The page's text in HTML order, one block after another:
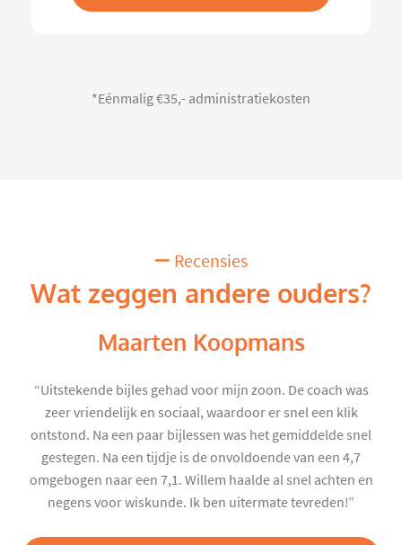
*Eénmalig €35,- administratiekosten
Recensies
Wat zeggen andere ouders?
Maarten Koopmans
“Uitstekende bijles gehad voor mijn zoon. De coach was
zeer vriendelijk en sociaal, waardoor er snel een klik
ontstond. Na een paar bijlessen was het gemiddelde snel
gestegen. Na een tijdje is de onvoldoende van een 4,7
omgebogen naar een 7,1. Willem haalde al snel achten en
negens voor wiskunde. Ik ben uitermate tevreden!”